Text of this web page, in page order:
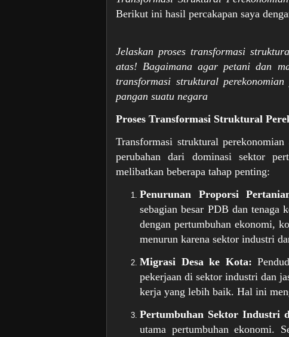
Berikut ini hasil percakapan saya
Jelaskan proses transformasi
atas! Bagaimana agar petani dan
transformasi struktural
pangan suatu negara
Proses Transformasi Struktural
Transformasi struktural
perubahan dari dominasi sektor
melibatkan beberapa tahap penting:
Penurunan Proporsi
sebagian besar PDB dan tenaga
dengan pertumbuhan ekonomi,
menurun karena sektor industri
Migrasi Desa ke Kota:
pekerjaan di sektor industri dan
kerja yang lebih baik. Hal ini
Pertumbuhan Sektor Industri
utama pertumbuhan ekonomi.